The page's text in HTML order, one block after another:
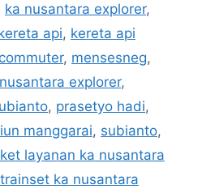
ka nusantara explorer,
api, kereta api
, mensesneg,
explorer,
, prasetyo hadi,
manggarai, subianto,
layanan ka nusantara
trainset ka nusantara